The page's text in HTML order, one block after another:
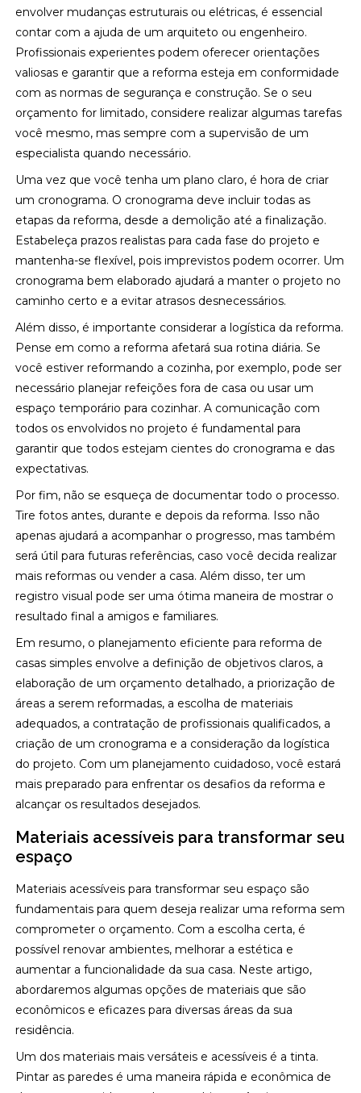
envolver mudanças estruturais ou elétricas, é essencial
contar com a ajuda de um arquiteto ou engenheiro.
Profissionais experientes podem oferecer orientações
valiosas e garantir que a reforma esteja em conformidade
com as normas de segurança e construção. Se o seu
orçamento for limitado, considere realizar algumas tarefas
você mesmo, mas sempre com a supervisão de um
especialista quando necessário.
Uma vez que você tenha um plano claro, é hora de criar
um cronograma. O cronograma deve incluir todas as
etapas da reforma, desde a demolição até a finalização.
Estabeleça prazos realistas para cada fase do projeto e
mantenha-se flexível, pois imprevistos podem ocorrer. Um
cronograma bem elaborado ajudará a manter o projeto no
caminho certo e a evitar atrasos desnecessários.
Além disso, é importante considerar a logística da reforma.
Pense em como a reforma afetará sua rotina diária. Se
você estiver reformando a cozinha, por exemplo, pode ser
necessário planejar refeições fora de casa ou usar um
espaço temporário para cozinhar. A comunicação com
todos os envolvidos no projeto é fundamental para
garantir que todos estejam cientes do cronograma e das
expectativas.
Por fim, não se esqueça de documentar todo o processo.
Tire fotos antes, durante e depois da reforma. Isso não
apenas ajudará a acompanhar o progresso, mas também
será útil para futuras referências, caso você decida realizar
mais reformas ou vender a casa. Além disso, ter um
registro visual pode ser uma ótima maneira de mostrar o
resultado final a amigos e familiares.
Em resumo, o planejamento eficiente para reforma de
casas simples envolve a definição de objetivos claros, a
elaboração de um orçamento detalhado, a priorização de
áreas a serem reformadas, a escolha de materiais
adequados, a contratação de profissionais qualificados, a
criação de um cronograma e a consideração da logística
do projeto. Com um planejamento cuidadoso, você estará
mais preparado para enfrentar os desafios da reforma e
alcançar os resultados desejados.
Materiais acessíveis para transformar seu
espaço
Materiais acessíveis para transformar seu espaço são
fundamentais para quem deseja realizar uma reforma sem
comprometer o orçamento. Com a escolha certa, é
possível renovar ambientes, melhorar a estética e
aumentar a funcionalidade da sua casa. Neste artigo,
abordaremos algumas opções de materiais que são
econômicos e eficazes para diversas áreas da sua
residência.
Um dos materiais mais versáteis e acessíveis é a tinta.
Pintar as paredes é uma maneira rápida e econômica de